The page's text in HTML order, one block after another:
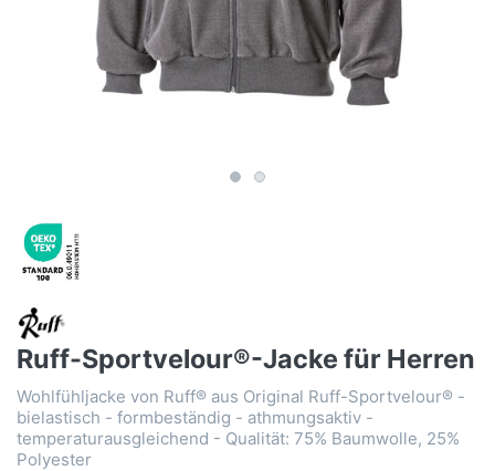
Ruff-Sportvelour®-Jacke für Herren
Wohlfühljacke von Ruff® aus Original Ruff-Sportvelour® -
bielastisch - formbeständig - athmungsaktiv -
temperaturausgleichend - Qualität: 75% Baumwolle, 25%
Polyester